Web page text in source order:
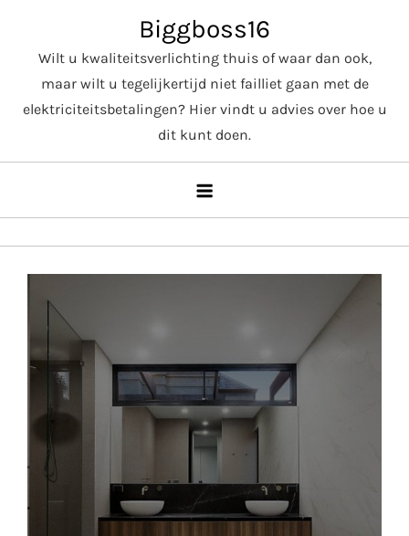
content
Biggboss16
Wilt u kwaliteitsverlichting thuis of waar dan ook,
maar wilt u tegelijkertijd niet failliet gaan met de
elektriciteitsbetalingen? Hier vindt u advies over hoe u
dit kunt doen.